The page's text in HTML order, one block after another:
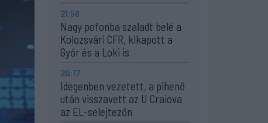
21:58
Nagy pofonba szaladt belé a
Kolozsvári CFR, kikapott a
Győr és a Loki is
20:17
Idegenben vezetett, a pihenő
után visszavett az U Craiova
az EL-selejtezőn